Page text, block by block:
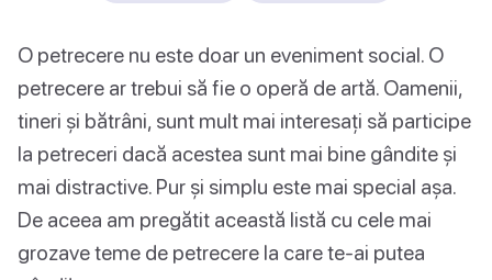
O petrecere nu este doar un eveniment social. O
petrecere ar trebui să fie o operă de artă. Oamenii,
tineri și bătrâni, sunt mult mai interesați să participe
la petreceri dacă acestea sunt mai bine gândite și
mai distractive. Pur și simplu este mai special așa.
De aceea am pregătit această listă cu cele mai
grozave teme de petrecere la care te-ai putea